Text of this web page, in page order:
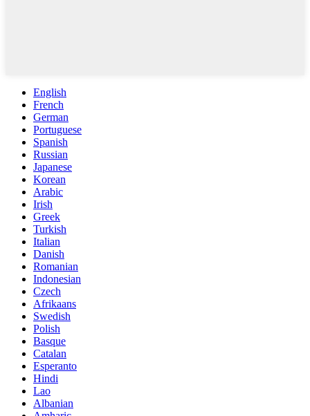
English
French
German
Portuguese
Spanish
Russian
Japanese
Korean
Arabic
Irish
Greek
Turkish
Italian
Danish
Romanian
Indonesian
Czech
Afrikaans
Swedish
Polish
Basque
Catalan
Esperanto
Hindi
Lao
Albanian